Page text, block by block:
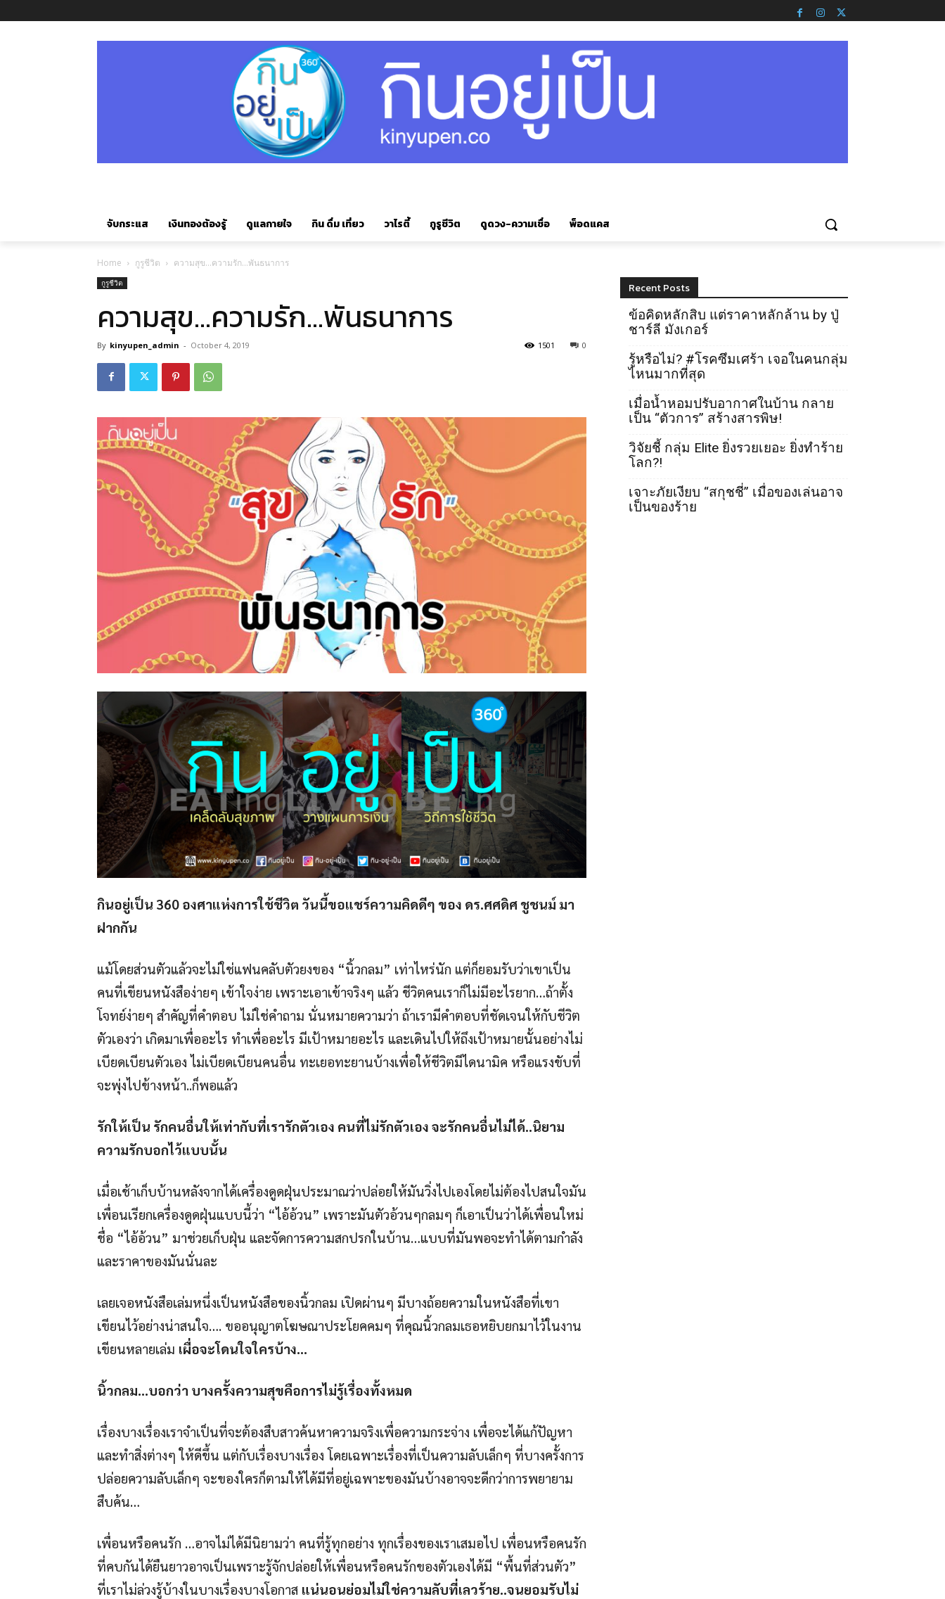
จับกระแส เงินทองต้องรู้ ดูแลกายใจ กิน ดื่ม เที่ยว วาไรตี้ กูรูชีวิต ดูดวง-ความเชื่อ พ็อดแคส
Home กูรูชีวิต ความสุข…ความรัก…พันธนาการ
กูรูชีวิต
ความสุข…ความรัก…พันธนาการ
By kinyupen_admin - October 4, 2019 0
1501
กินอยู่เป็น 360 องศาแห่งการใช้ชีวิต วันนี้ขอแชร์ความคิดดีๆ ของ ดร.ศศดิศ ชูชนม์ มา
ฝากกัน
แม้โดยส่วนตัวแล้วจะไม่ใช่แฟนคลับตัวยงของ “นิ้วกลม” เท่าไหร่นัก แต่ก็ยอมรับว่าเขาเป็น
คนที่เขียนหนังสือง่ายๆ เข้าใจง่าย เพราะเอาเข้าจริงๆ แล้ว ชีวิตคนเราก็ไม่มีอะไรยาก…ถ้าตั้ง
โจทย์ง่ายๆ สำคัญที่คำตอบ ไม่ใช่คำถาม นั่นหมายความว่า ถ้าเรามีคำตอบที่ชัดเจนให้กับชีวิต
ตัวเองว่า เกิดมาเพื่ออะไร ทำเพื่ออะไร มีเป้าหมายอะไร และเดินไปให้ถึงเป้าหมายนั้นอย่างไม่
เบียดเบียนตัวเอง ไม่เบียดเบียนคนอื่น ทะเยอทะยานบ้างเพื่อให้ชีวิตมีไดนามิค หรือแรงขับที่
จะพุ่งไปข้างหน้า..ก็พอแล้ว
รักให้เป็น รักคนอื่นให้เท่ากับที่เรารักตัวเอง คนที่ไม่รักตัวเอง จะรักคนอื่นไม่ได้..นิยาม
ความรักบอกไว้แบบนั้น
เมื่อเช้าเก็บบ้านหลังจากได้เครื่องดูดฝุ่นประมาณว่าปล่อยให้มันวิ่งไปเองโดยไม่ต้องไปสนใจมัน
เพื่อนเรียกเครื่องดูดฝุ่นแบบนี้ว่า “ไอ้อ้วน” เพราะมันตัวอ้วนๆกลมๆ ก็เอาเป็นว่าได้เพื่อนใหม่
ชื่อ “ไอ้อ้วน” มาช่วยเก็บฝุ่น และจัดการความสกปรกในบ้าน…แบบที่มันพอจะทำได้ตามกำลัง
และราคาของมันนั่นละ
เลยเจอหนังสือเล่มหนึ่งเป็นหนังสือของนิ้วกลม เปิดผ่านๆ มีบางถ้อยความในหนังสือที่เขา
เขียนไว้อย่างน่าสนใจ…. ขออนุญาตโฆษณาประโยคคมๆ ที่คุณนิ้วกลมเธอหยิบยกมาไว้ในงาน
เขียนหลายเล่ม เผื่อจะโดนใจใครบ้าง…
นิ้วกลม…บอกว่า บางครั้งความสุขคือการไม่รู้เรื่องทั้งหมด
เรื่องบางเรื่องเราจำเป็นที่จะต้องสืบสาวค้นหาความจริงเพื่อความกระจ่าง เพื่อจะได้แก้ปัญหา
และทำสิ่งต่างๆ ให้ดีขึ้น แต่กับเรื่องบางเรื่อง โดยเฉพาะเรื่องที่เป็นความลับเล็กๆ ที่บางครั้งการ
ปล่อยความลับเล็กๆ จะของใครก็ตามให้ได้มีที่อยู่เฉพาะของมันบ้างอาจจะดีกว่าการพยายาม
สืบค้น…
เพื่อนหรือคนรัก …อาจไม่ได้มีนิยามว่า คนที่รู้ทุกอย่าง ทุกเรื่องของเราเสมอไป เพื่อนหรือคนรัก
ที่คบกันได้ยืนยาวอาจเป็นเพราะรู้จักปล่อยให้เพื่อนหรือคนรักของตัวเองได้มี “พื้นที่ส่วนตัว”
ที่เราไม่ล่วงรู้บ้างในบางเรื่องบางโอกาส แน่นอนย่อมไม่ใช่ความลับที่เลวร้าย..จนยอมรับไม่
Recent Posts
ข้อคิดหลักสิบ แต่ราคาหลักล้าน by ปู่
ชาร์ลี มังเกอร์
รู้หรือไม่? #โรคซึมเศร้า เจอในคนกลุ่ม
ไหนมากที่สุด
เมื่อน้ำหอมปรับอากาศในบ้าน กลาย
เป็น “ตัวการ” สร้างสารพิษ!
วิจัยชี้ กลุ่ม Elite ยิ่งรวยเยอะ ยิ่งทำร้าย
โลก?!
เจาะภัยเงียบ “สกุชชี่” เมื่อของเล่นอาจ
เป็นของร้าย